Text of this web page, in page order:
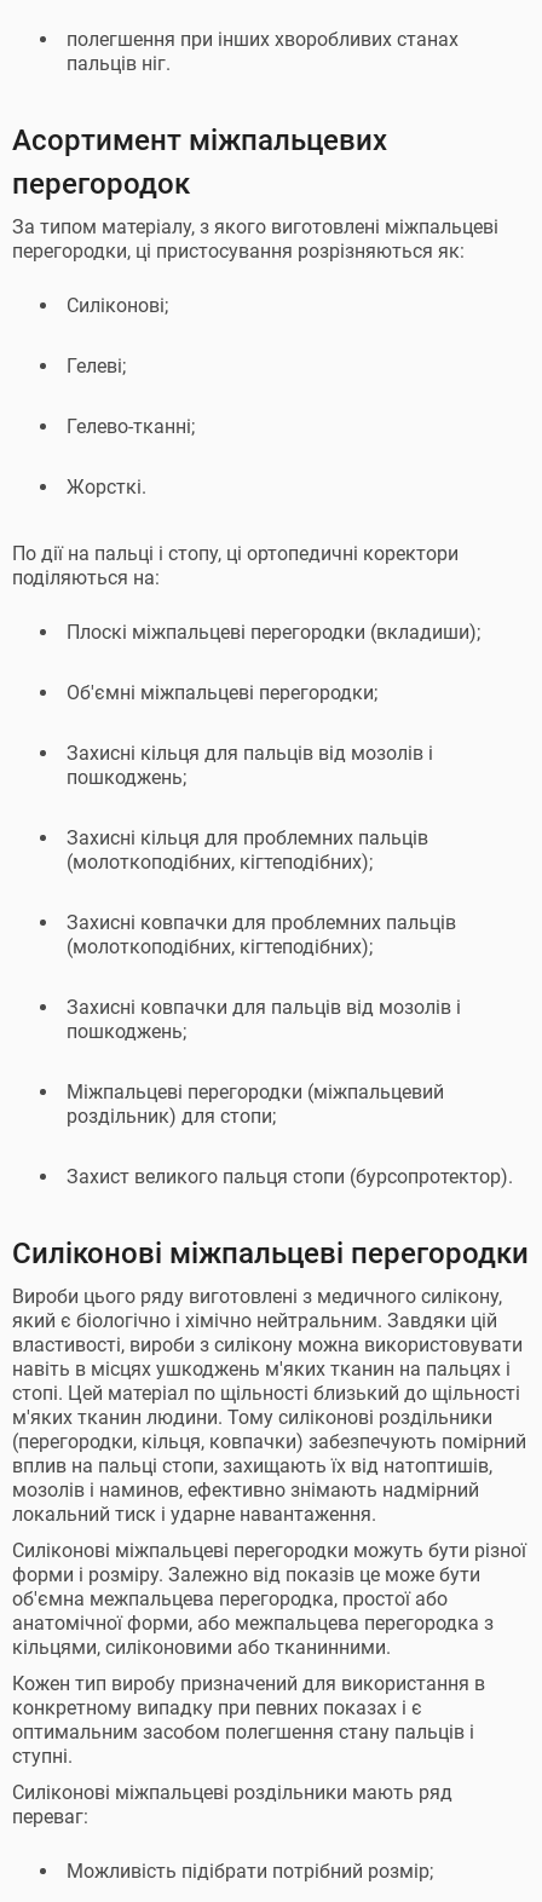
полегшення при інших хворобливих станах
пальців ніг.
Асортимент міжпальцевих
перегородок
За типом матеріалу, з якого виготовлені міжпальцеві
перегородки, ці пристосування розрізняються як:
Силіконові;
Гелеві;
Гелево-тканні;
Жорсткі.
По дії на пальці і стопу, ці ортопедичні коректори
поділяються на:
Плоскі міжпальцеві перегородки (вкладиши);
Об'ємні міжпальцеві перегородки;
Захисні кільця для пальців від мозолів і
пошкоджень;
Захисні кільця для проблемних пальців
(молоткоподібних, кігтеподібних);
Захисні ковпачки для проблемних пальців
(молоткоподібних, кігтеподібних);
Захисні ковпачки для пальців від мозолів і
пошкоджень;
Міжпальцеві перегородки (міжпальцевий
роздільник) для стопи;
Захист великого пальця стопи (бурсопротектор).
Силіконові міжпальцеві перегородки
Вироби цього ряду виготовлені з медичного силікону,
який є біологічно і хімічно нейтральним. Завдяки цій
властивості, вироби з силікону можна використовувати
навіть в місцях ушкоджень м'яких тканин на пальцях і
стопі. Цей матеріал по щільності близький до щільності
м'яких тканин людини. Тому силіконові роздільники
(перегородки, кільця, ковпачки) забезпечують помірний
вплив на пальці стопи, захищають їх від натоптишів,
мозолів і наминов, ефективно знімають надмірний
локальний тиск і ударне навантаження.
Силіконові міжпальцеві перегородки можуть бути різної
форми і розміру. Залежно від показів це може бути
об'ємна межпальцева перегородка, простої або
анатомічної форми, або межпальцева перегородка з
кільцями, силіконовими або тканинними.
Кожен тип виробу призначений для використання в
конкретному випадку при певних показах і є
оптимальним засобом полегшення стану пальців і
ступні.
Силіконові міжпальцеві роздільники мають ряд
переваг:
Можливість підібрати потрібний розмір;